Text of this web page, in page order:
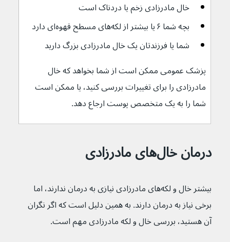
خال مادرزادی زخم یا دردناک است
بچه شما ۶ یا بیشتر از لکه‌های مسطح قهوه‌ای دارد
شما یا فرزندتان یک خال مادرزادی بزرگ دارید
پزشک عمومی ممکن است از شما بخواهد که خال
مادرزادی را برای تغییرات بررسی کنید، یا ممکن است
شما را به یک متخصص پوست ارجاع دهد.
درمان خال‌های مادرزادی
بیشتر خال و لکه‌های مادرزادی نیازی به درمان ندارند، اما
برخی نیاز به درمان دارند. به همین دلیل است که اگر نگران
آن هستید، بررسی خال و لکه‌ مادرزادی مهم است.